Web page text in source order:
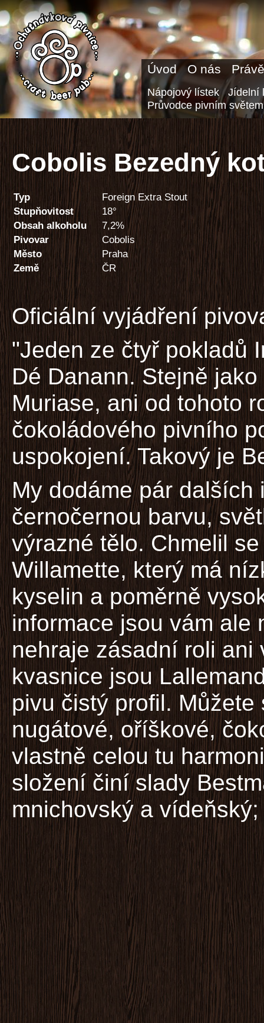
Úvod O nás
Nápojový lístek
Jídelní
Průvodce pivním světem
Cobolis Bezedný
Typ
Foreign Extra Stout
Stupňovitost
18°
Obsah alkoholu
7,2%
Pivovar
Cobolis
Město
Praha
Země
ČR
Oficiální vyjádření
"Jeden ze čtyř pokladů
Dé Danann. Stejně
Muriase, ani od tohoto
čokoládového pivního
uspokojení. Takový je
My dodáme pár
černočernou barvu,
výrazné tělo. Chmelil
Willamette, který má
kyselin a poměrně
informace jsou vám ale
nehraje zásadní roli
kvasnice jsou
pivu čistý profil.
nugátové, oříškové,
vlastně celou tu
složení činí slady
mnichovský a